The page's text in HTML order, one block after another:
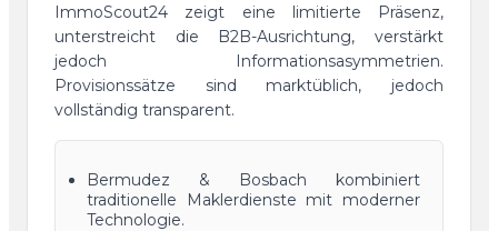
ImmoScout24 zeigt eine limitierte Präsenz,
unterstreicht die B2B-Ausrichtung, verstärkt
jedoch Informationsasymmetrien.
Provisionssätze sind marktüblich, jedoch
vollständig transparent.
Bermudez & Bosbach kombiniert
traditionelle Maklerdienste mit moderner
Technologie.